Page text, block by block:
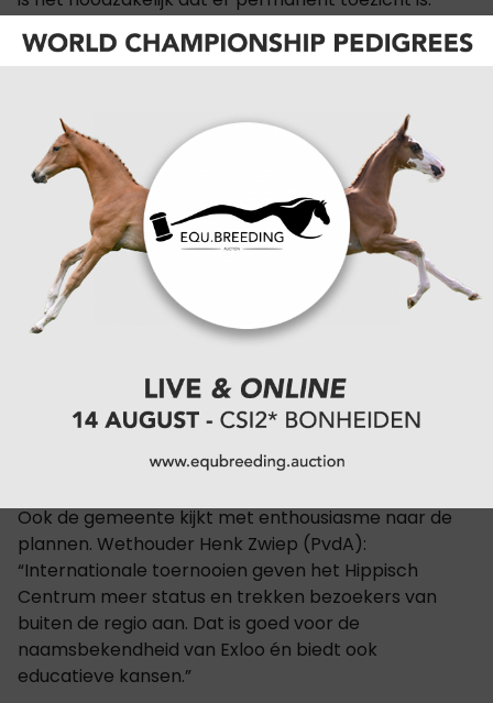
Draagvlak in de omgeving
Volgens Koopmans is de relatie met de buurt goed
en is er veel wederzijds begrip. “We draaien hier al
jaren en doen er alles aan om geen overlast te
veroorzaken. Sterker nog, ik hoor vooral positieve
geluiden. Dat willen we zo houden – tegenover
elkaar komen te staan, daar heeft niemand iets
aan.”
Gemeente enthousiast,
zorgen over recreatie
ontkracht
Ook de gemeente kijkt met enthousiasme naar de
plannen. Wethouder Henk Zwiep (PvdA):
“Internationale toernooien geven het Hippisch
Centrum meer status en trekken bezoekers van
buiten de regio aan. Dat is goed voor de
naamsbekendheid van Exloo én biedt ook
educatieve kansen.”